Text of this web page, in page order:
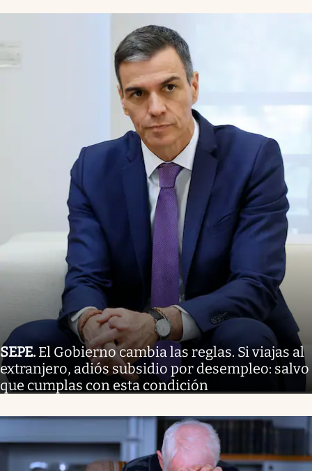
SEPE. El Gobierno cambia las reglas. Si viajas al
extranjero, adiós subsidio por desempleo: salvo
que cumplas con esta condición